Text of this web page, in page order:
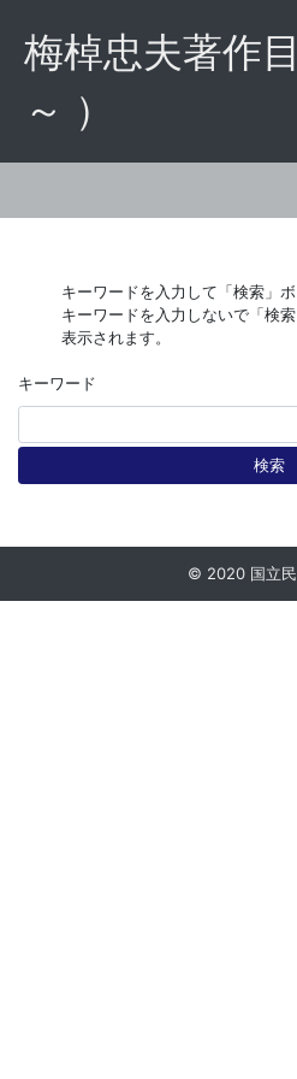
梅棹忠夫著作
～ ）
キーワードを入力して「検索」
キーワードを入力しないで「検
表示されます。
キーワード
検索
© 2020 国立